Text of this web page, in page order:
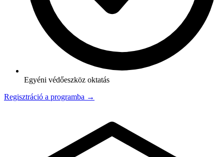
Egyéni védőeszköz oktatás
Regisztráció a programba →